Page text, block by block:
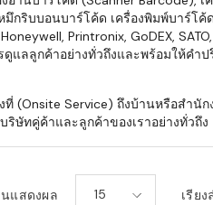
กริบบอนบาร์โค้ด เครื่องพิมพ์บาร์โค้
Printronix, GoDEX,
แลลูกค้าอย่างทั่วถึงและพร้อมให้คำ
(Onsite Service) ถึงบ้านหรือสำนัก
ษัทคู่ค้าและลูกค้าของเราอย่างทั่วถึง
แสดงผล 15 เรีย